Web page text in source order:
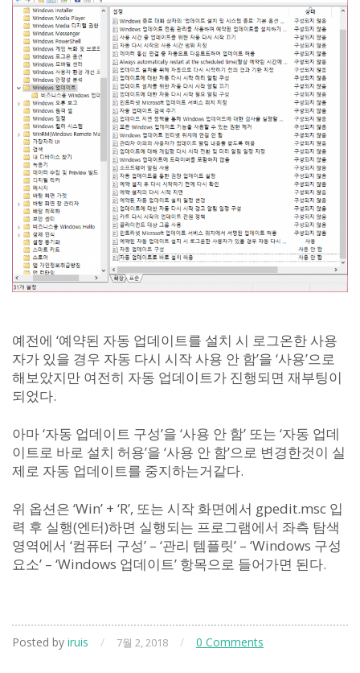
예전에 ‘예약된 자동 업데이트를 설치 시 로그온한 사용
자가 있을 경우 자동 다시 시작 사용 안 함’을 ‘사용’으로
해보았지만 여전히 자동 업데이트가 진행되면 재부팅이
되었다.
아마 ‘자동 업데이트 구성’을 ‘사용 안 함’ 또는 ‘자동 업데
이트로 바로 설치 허용’을 ‘사용 안 함’으로 변경한것이 실
제로 자동 업데이트를 중지하는거같다.
위 옵션은 ‘Win’ + ‘R’, 또는 시작 화면에서 gpedit.msc 입
력 후 실행(엔터)하면 실행되는 프로그램에서 좌측 탐색
영역에서 ‘컴퓨터 구성’ – ‘관리 템플릿’ – ‘Windows 구성
요소’ – ‘Windows 업데이트’ 항목으로 들어가면 된다.
Posted by iruis / 7월 2, 2018 / 0 Comments